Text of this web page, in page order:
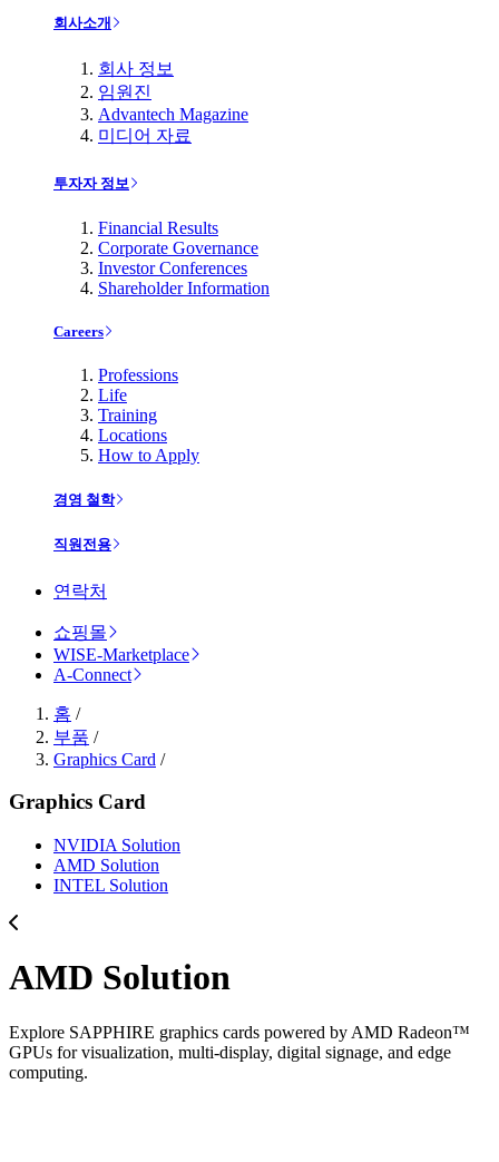
회사소개
회사 정보
임원진
Advantech Magazine
미디어 자료
투자자 정보
Financial Results
Corporate Governance
Investor Conferences
Shareholder Information
Careers
Professions
Life
Training
Locations
How to Apply
경영 철학
직원전용
연락처
쇼핑몰
WISE-Marketplace
A-Connect
홈 /
부품 /
Graphics Card /
Graphics Card
NVIDIA Solution
AMD Solution
INTEL Solution
AMD Solution
Explore SAPPHIRE graphics cards powered by AMD Radeon™
GPUs for visualization, multi-display, digital signage, and edge
computing.